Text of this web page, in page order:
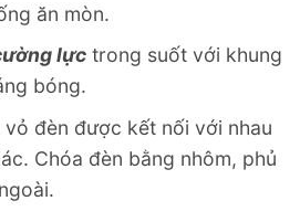
ăn mòn.
lựctrong suốt với khung
bóng.
đèn được kết nối với nhau
Chóa đèn bằng nhôm, phủ